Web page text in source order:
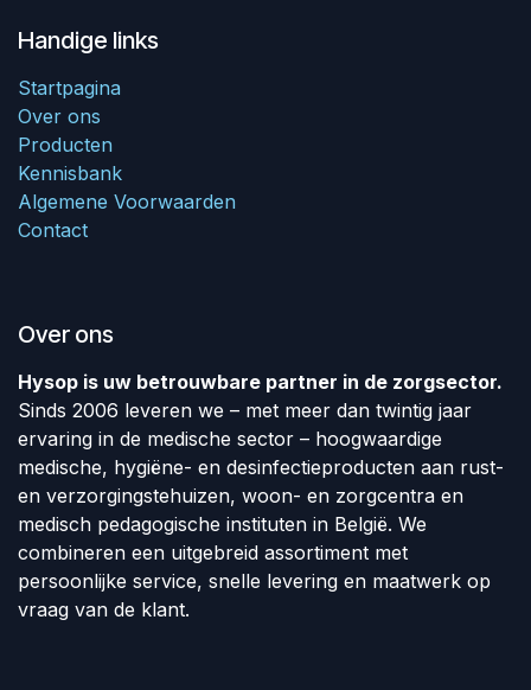
Handige links
Startpagina
Over ons
Producten
Kennisbank
Algemene Voorwaarden
Contact
Over ons
Hysop is uw betrouwbare partner in de zorgsector.
Sinds 2006 leveren we – met meer dan twintig jaar
ervaring in de medische sector – hoogwaardige
medische, hygiëne- en desinfectieproducten aan rust-
en verzorgingstehuizen, woon- en zorgcentra en
medisch pedagogische instituten in België. We
combineren een uitgebreid assortiment met
persoonlijke service, snelle levering en maatwerk op
vraag van de klant.